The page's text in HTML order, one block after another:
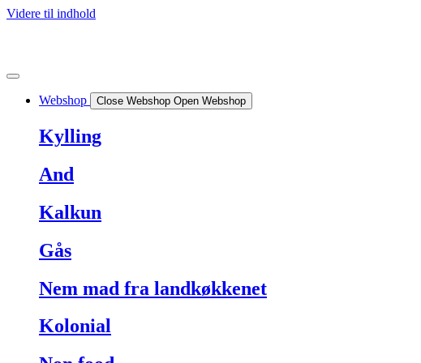
Videre til indhold
Webshop Close Webshop Open Webshop
Kylling
And
Kalkun
Gås
Nem mad fra landkøkkenet
Kolonial